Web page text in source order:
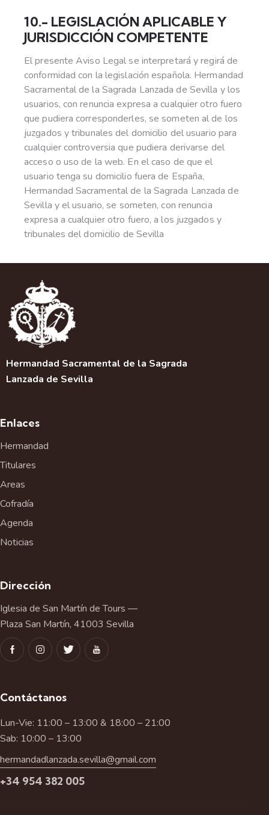
10.- LEGISLACIÓN APLICABLE Y
JURISDICCIÓN COMPETENTE
El presente Aviso Legal se interpretará y regirá de
conformidad con la legislación española. Hermandad
Sacramental de la Sagrada Lanzada de Sevilla y los
usuarios, con renuncia expresa a cualquier otro fuero
que pudiera corresponderles, se someten al de los
juzgados y tribunales del domicilio del usuario para
cualquier controversia que pudiera derivarse del
acceso o uso de la web. En el caso de que el
usuario tenga su domicilio fuera de España,
Hermandad Sacramental de la Sagrada Lanzada de
Sevilla y el usuario, se someten, con renuncia
expresa a cualquier otro fuero, a los juzgados y
tribunales del domicilio de Sevilla
Hermandad Sacramental de la Sagrada
Lanzada de Sevilla
Enlaces
Hermandad
Titulares
Areas
Cofradía
Agenda
Noticias
Dirección
Iglesia de San Martín de Tours —
Plaza San Martín, 41003 Sevilla
Contáctanos
Lun-Vie: 11:00 – 13:00 & 18:00 – 21:00
Sab: 10:00 – 13:00
hermandadlanzada.sevilla@gmail.com
+34 954 382 005